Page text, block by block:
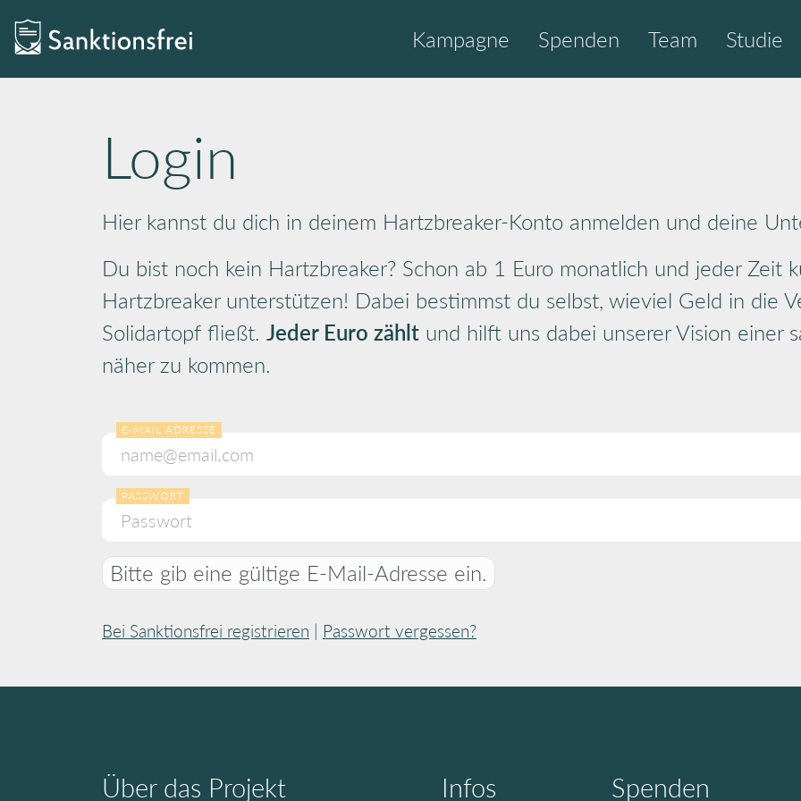
Kampagne Spenden Team Studie
Login
Hier kannst du dich in deinem Hartzbreaker-Konto anmelden und deine
Du bist noch kein Hartzbreaker? Schon ab 1 Euro monatlich und jeder Zeit
Hartzbreaker unterstützen! Dabei bestimmst du selbst, wieviel Geld in die
Solidartopf fließt. Jeder Euro zählt und hilft uns dabei unserer Vision einer
näher zu kommen.
E-MAIL ADRESSE
PASSWORT
Bitte gib eine gültige E-Mail-Adresse ein.
Bei Sanktionsfrei registrieren | Passwort vergessen?
Über das Projekt Infos Spenden